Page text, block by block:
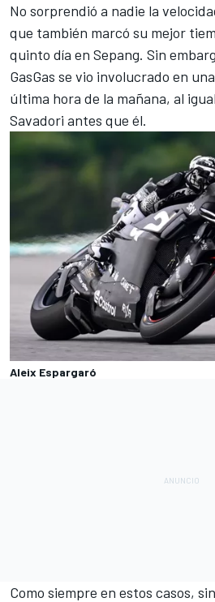
No sorprendió a nadie la
que también marcó su mejor
quinto día en Sepang. Sin
GasGas se vio involucrado en
última hora de la mañana, al
Savadori antes que él.
Aleix Espargaró
Como siempre en estos casos,